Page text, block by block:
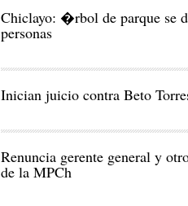
Chiclayo: �rbol de parque se
personas
Inician juicio contra Beto
Renuncia gerente general y
de la MPCh